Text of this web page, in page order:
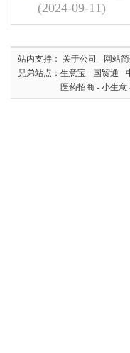
(2024-09-11)
站内支持： 关于公司 - 网站
兄弟站点： 生意宝 - 国贸通 -
医药招商 - 小生意